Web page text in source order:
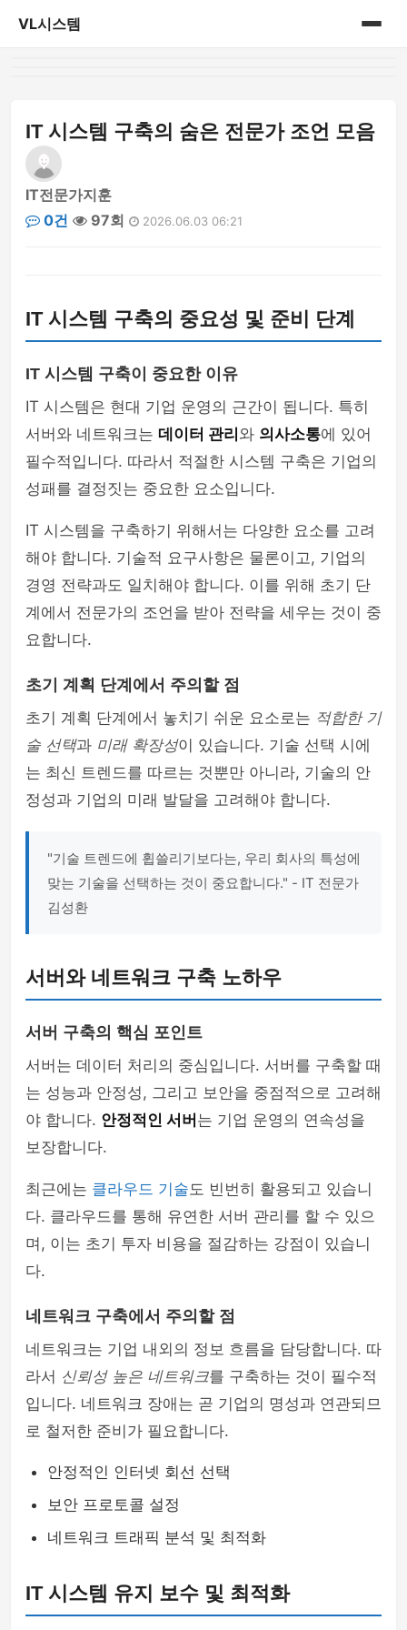
VL시스템
IT 시스템 구축의 숨은 전문가 조언 모음
IT전문가지훈
0건
97회 2026.06.03 06:21
IT 시스템 구축의 중요성 및 준비 단계
IT 시스템 구축이 중요한 이유
IT 시스템은 현대 기업 운영의 근간이 됩니다. 특히
서버와 네트워크는 데이터 관리 와 의사소통에 있어
필수적입니다. 따라서 적절한 시스템 구축은 기업의
성패를 결정짓는 중요한 요소입니다.
IT 시스템을 구축하기 위해서는 다양한 요소를 고려
해야 합니다. 기술적 요구사항은 물론이고, 기업의
경영 전략과도 일치해야 합니다. 이를 위해 초기 단
계에서 전문가의 조언을 받아 전략을 세우는 것이 중
요합니다.
초기 계획 단계에서 주의할 점
초기 계획 단계에서 놓치기 쉬운 요소로는 적합한 기
술 선택과 미래 확장성이 있습니다. 기술 선택 시에
는 최신 트렌드를 따르는 것뿐만 아니라, 기술의 안
정성과 기업의 미래 발달을 고려해야 합니다.
"기술 트렌드에 휩쓸리기보다는, 우리 회사의 특성에
맞는 기술을 선택하는 것이 중요합니다." - IT 전문가
김성환
서버와 네트워크 구축 노하우
서버 구축의 핵심 포인트
서버는 데이터 처리의 중심입니다. 서버를 구축할 때
는 성능과 안정성, 그리고 보안을 중점적으로 고려해
야 합니다. 안정적인 서버 는 기업 운영의 연속성을
보장합니다.
최근에는 클라우드 기술도 빈번히 활용되고 있습니
다. 클라우드를 통해 유연한 서버 관리를 할 수 있으
며, 이는 초기 투자 비용을 절감하는 강점이 있습니
다.
네트워크 구축에서 주의할 점
네트워크는 기업 내외의 정보 흐름을 담당합니다. 따
라서 신뢰성 높은 네트워크를 구축하는 것이 필수적
입니다. 네트워크 장애는 곧 기업의 명성과 연관되므
로 철저한 준비가 필요합니다.
안정적인 인터넷 회선 선택
보안 프로토콜 설정
네트워크 트래픽 분석 및 최적화
IT 시스템 유지 보수 및 최적화